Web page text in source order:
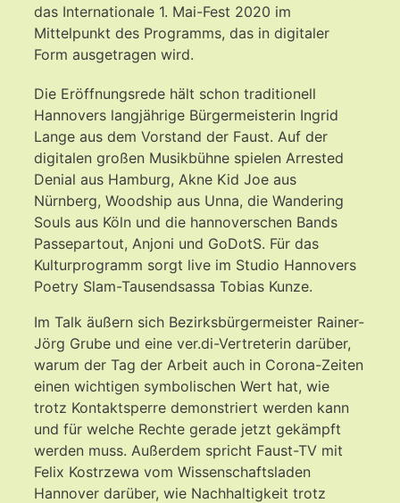
das Internationale 1. Mai-Fest 2020 im
Mittelpunkt des Programms, das in digitaler
Form ausgetragen wird.
Die Eröffnungsrede hält schon traditionell
Hannovers langjährige Bürgermeisterin Ingrid
Lange aus dem Vorstand der Faust. Auf der
digitalen großen Musikbühne spielen Arrested
Denial aus Hamburg, Akne Kid Joe aus
Nürnberg, Woodship aus Unna, die Wandering
Souls aus Köln und die hannoverschen Bands
Passepartout, Anjoni und GoDotS. Für das
Kulturprogramm sorgt live im Studio Hannovers
Poetry Slam-Tausendsassa Tobias Kunze.
Im Talk äußern sich Bezirksbürgermeister Rainer-
Jörg Grube und eine ver.di-Vertreterin darüber,
warum der Tag der Arbeit auch in Corona-Zeiten
einen wichtigen symbolischen Wert hat, wie
trotz Kontaktsperre demonstriert werden kann
und für welche Rechte gerade jetzt gekämpft
werden muss. Außerdem spricht Faust-TV mit
Felix Kostrzewa vom Wissenschaftsladen
Hannover darüber, wie Nachhaltigkeit trotz